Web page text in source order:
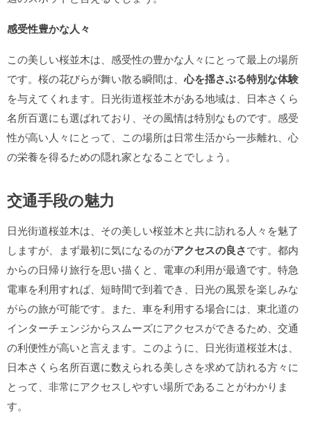
感受性豊かな人々
この美しい桜並木は、感受性の豊かな人々にとって最上の場所
です。桜の花びらが舞い散る瞬間は、心を揺さぶる特別な体験
を与えてくれます。日光街道桜並木がある地域は、日本さくら
名所百選にも選ばれており、その風情は特別なものです。感受
性が高い人々にとって、この場所は日常生活から一歩離れ、心
の栄養を得るための隠れ家となることでしょう。
交通手段の魅力
日光街道桜並木は、その美しい桜並木と共に訪れる人々を魅了
しますが、まず最初に気になるのがアクセスの良さです。都内
からの日帰り旅行を思い描くと、電車の利用が最適です。特急
電車を利用すれば、短時間で到着でき、日光の風景を楽しみな
がらの旅が可能です。また、車を利用する場合には、東北道の
インターチェンジからスムーズにアクセスができるため、交通
の利便性が高いと言えます。このように、日光街道桜並木は、
日本さくら名所百選に数えられる美しさを求めて訪れる方々に
とって、非常にアクセスしやすい場所であることがわかりま
す。